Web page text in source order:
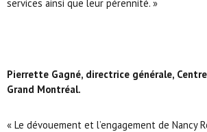
services ainsi que leur pérennité. »
Pierrette Gagné, directrice générale,
Grand Montréal.
« Le dévouement et l’engagement de Nancy